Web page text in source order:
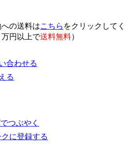
の送料はこちら をクリックしてく
円以上で送料無料）
合わせる
る
つぶやく
に登録する